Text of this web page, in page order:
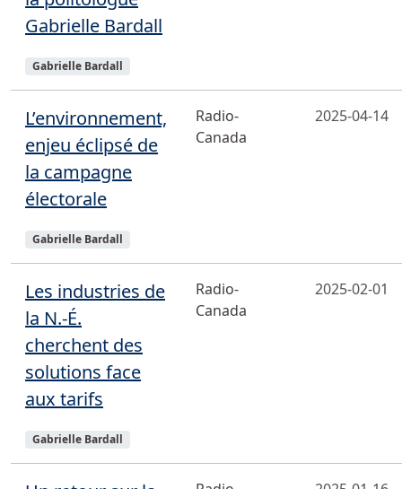
Gabrielle Bardall
Sujets
Gabrielle Bardall
L’environnement,
enjeu éclipsé de
la campagne
électorale
Sujets
Gabrielle Bardall
Radio-
Canada
2025-04-14
Les industries de
la N.-É.
cherchent des
solutions face
aux tarifs
Sujets
Gabrielle Bardall
Radio-
Canada
2025-02-01